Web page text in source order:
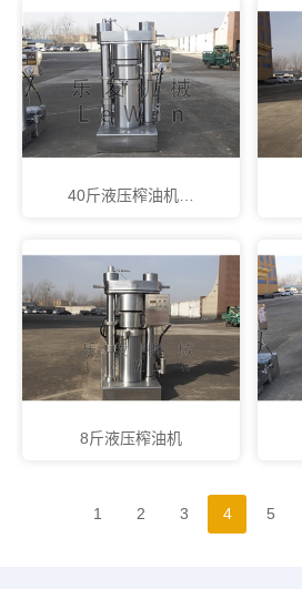
40斤液压榨油机…
8斤液压榨油机
1 2 3 4 5